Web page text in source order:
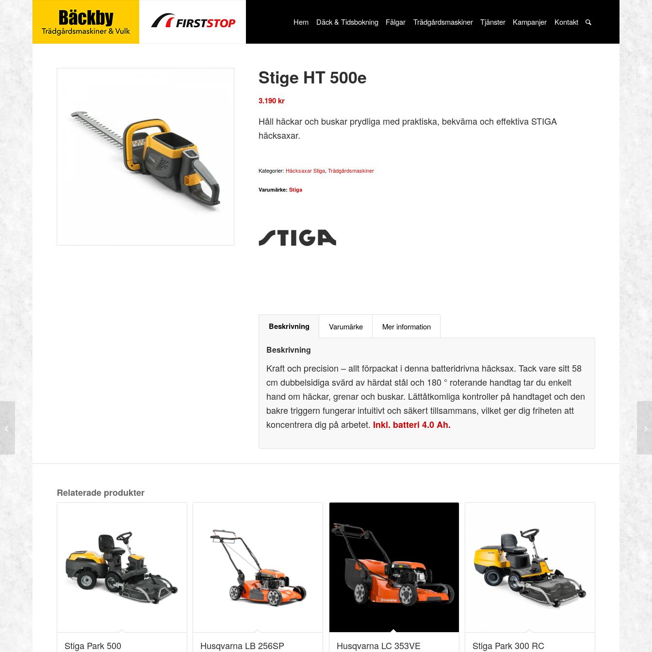
Hem Däck & Tidsbokning Fälgar Trädgårdsmaskiner Tjänster Kampanjer Kontakt
Stige HT 500e
3.190kr
Håll häckar och buskar prydliga med praktiska, bekväma och effektiva STIGA
häcksaxar.
Kategorier: Häcksaxar Stiga,Trädgårdsmaskiner
Varumärke:Stiga
Beskrivning Varumärke Mer information
Beskrivning
Kraft och precision – allt förpackat i denna batteridrivna häcksax. Tack vare sitt 58
cm dubbelsidiga svärd av härdat stål och 180 ° roterande handtag tar du enkelt
hand om häckar, grenar och buskar. Lättåtkomliga kontroller på handtaget och den
bakre triggern fungerar intuitivt och säkert tillsammans, vilket ger dig friheten att
koncentrera dig på arbetet. Inkl. batteri 4.0 Ah.
Relaterade produkter
Stiga Park 500 Husqvarna LB 256SP Husqvarna LC 353VE Stiga Park 300 RC